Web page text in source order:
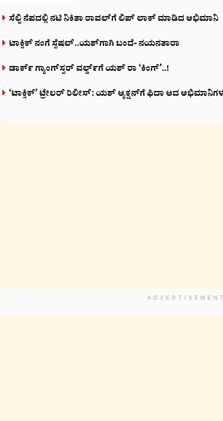
ಸೆಲ್ಫಿ ನೆಪದಲ್ಲಿ ನಟಿ ನಿಕಿತಾ ರಾವಲ್‌‌ಗೆ ಲಿಪ್ ಲಾಕ್ ಮಾಡಿದ ಅಭಿಮಾನಿ
ಟಾಕ್ಸಿಕ್ ನಂಗೆ ಸ್ಪೆಷಲ್..ಯಶ್‌ಗಾಗಿ ಬಂದೆ- ನಯನತಾರಾ
ಡಾರ್ಕ್ ಗ್ಯಾಂಗ್‌ಸ್ಟರ್ ವರ್ಲ್ಡ್‌‌ಗೆ ಯಶ್ ರಾ ‘ಕಿಂಗ್’..!
‘ಟಾಕ್ಸಿಕ್’ ಟ್ರೇಲರ್ ರಿಲೀಸ್: ಯಶ್‌ ಆ್ಯಕ್ಷನ್‌ಗೆ ಫಿದಾ ಆದ
ADVERTISEMENT